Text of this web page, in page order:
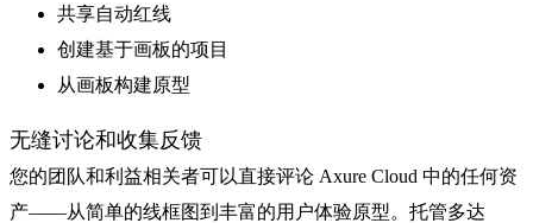
共享自动红线
创建基于画板的项目
从画板构建原型
无缝讨论和收集反馈
您的团队和利益相关者可以直接评论 Axure Cloud 中的任何资
产——从简单的线框图到丰富的用户体验原型。托管多达